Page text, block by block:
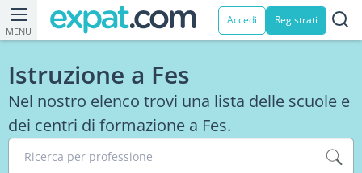
MENU
Accedi Registrati
Istruzione a Fes
Nel nostro elenco trovi una lista delle scuole e
dei centri di formazione a Fes.
Ricerca per professione